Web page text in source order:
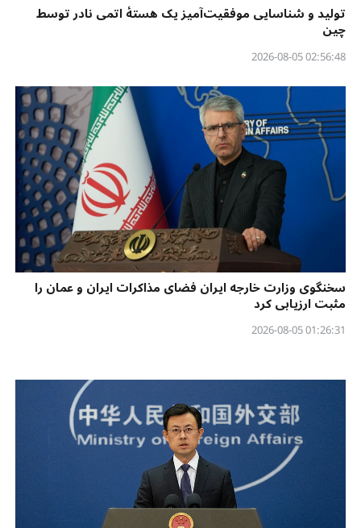
تولید و شناسایی موفقیت‌آمیز یک هستهٔ اتمی نادر توسط
چین
02:56:48 2026-08-05
سخنگوی وزارت خارجه ایران فضای مذاکرات ایران و عمان را
مثبت ارزیابی کرد
01:26:31 2026-08-05